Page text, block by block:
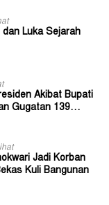
dan Luka Sejarah
Akibat Bupati
Gugatan 139
Jadi Korban
Kuli Bangunan